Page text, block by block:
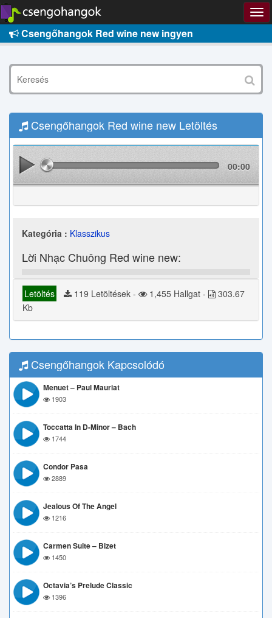
Csengőhangok Red wine new ingyen
Csengőhangok Red wine new Letöltés
00:00
Kategória : Klasszikus
Lời Nhạc Chuông Red wine new:
Letöltés 119 Letöltések - 1,455 Hallgat -
303.67
Kb
Csengőhangok Kapcsolódó
Menuet – Paul Mauriat
1903
Toccatta In D-Minor – Bach
1744
Condor Pasa
2889
Jealous Of The Angel
1216
Carmen Suite – Bizet
1450
Octavia’s Prelude Classic
1396